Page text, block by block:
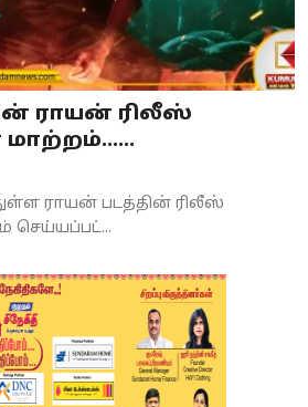
ராயன் ரிலீஸ்
மாற்றம்......
ராயன் படத்தின் ரிலீஸ்
செய்யப்பட்...